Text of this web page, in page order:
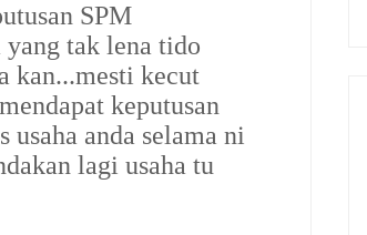
SPM
tak lena tido
kan...mesti kecut
keputusan
anda selama ni
lagi usaha tu